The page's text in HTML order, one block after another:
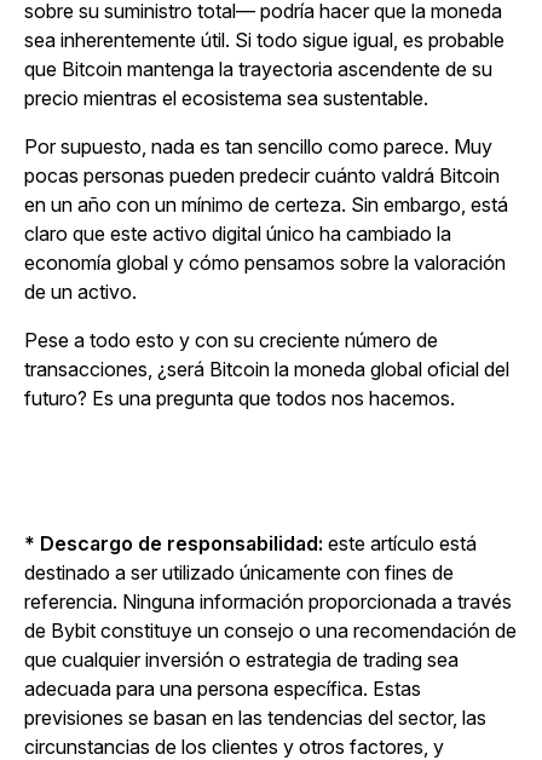
sobre su suministro total— podría hacer que la moneda
sea inherentemente útil. Si todo sigue igual, es probable
que Bitcoin mantenga la trayectoria ascendente de su
precio mientras el ecosistema sea sustentable.
Por supuesto, nada es tan sencillo como parece. Muy
pocas personas pueden predecir cuánto valdrá Bitcoin
en un año con un mínimo de certeza. Sin embargo, está
claro que este activo digital único ha cambiado la
economía global y cómo pensamos sobre la valoración
de un activo.
Pese a todo esto y con su creciente número de
transacciones, ¿será Bitcoin la moneda global oficial del
futuro? Es una pregunta que todos nos hacemos.
* Descargo de responsabilidad: este artículo está
destinado a ser utilizado únicamente con fines de
referencia. Ninguna información proporcionada a través
de Bybit constituye un consejo o una recomendación de
que cualquier inversión o estrategia de trading sea
adecuada para una persona específica. Estas
previsiones se basan en las tendencias del sector, las
circunstancias de los clientes y otros factores, y